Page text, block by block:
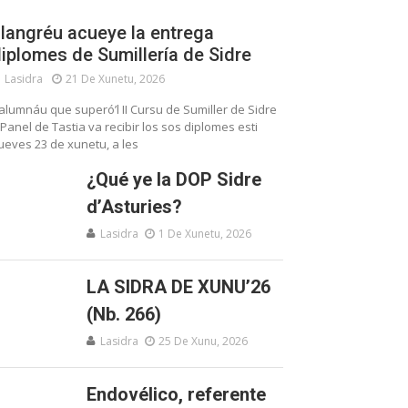
acueye la entrega
de Sumillería de Sidre
Lasidra 21 De Xunetu, 2026
que superó’l II Cursu de Sumiller de Sidre
de Tastia va recibir los sos diplomes esti
23 de xunetu, a les
¿Qué ye la DOP Sidre
d’Asturies?
Lasidra 1 De Xunetu, 2026
LA SIDRA DE XUNU’26
(Nb. 266)
Lasidra 25 De Xunu, 2026
Endovélico, referente